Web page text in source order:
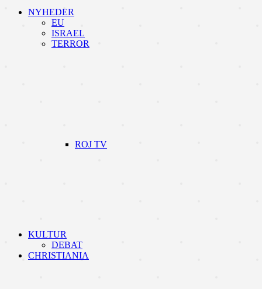
NYHEDER
EU
ISRAEL
TERROR
ROJ TV
KULTUR
DEBAT
CHRISTIANIA